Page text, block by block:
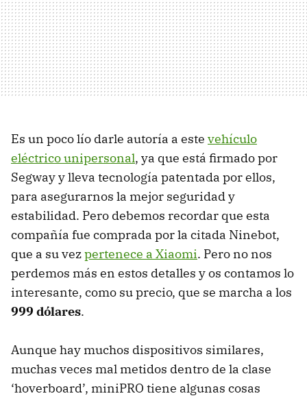
Es un poco lío darle autoría a este vehículo
eléctrico unipersonal, ya que está firmado por
Segway y lleva tecnología patentada por ellos,
para asegurarnos la mejor seguridad y
estabilidad. Pero debemos recordar que esta
compañía fue comprada por la citada Ninebot,
que a su vezpertenece a Xiaomi. Pero no nos
perdemos más en estos detalles y os contamos lo
interesante, como su precio, que se marcha a los
999 dólares.
Aunque hay muchos dispositivos similares,
muchas veces mal metidos dentro de la clase
‘hoverboard’, miniPRO tiene algunas cosas